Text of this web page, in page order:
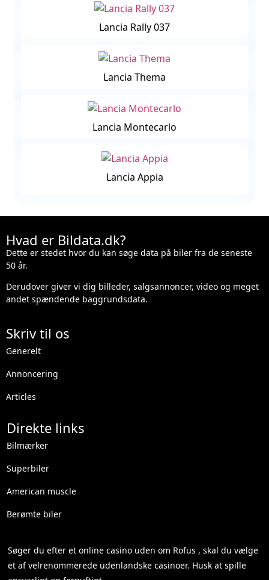
Lancia Rally 037
Lancia Thema
Lancia Montecarlo
Lancia Appia
Hvad er Bildata.dk?
Dette er stedet hvor du kan søge data på biler fra de seneste
50 år.
Derudover giver vi dig billeder, salgsannoncer, video og meget
andet spændende baggrundsdata.
Skriv til os
Generelt
Annoncering
Articles
Direkte links
Bilmærker
Superbiler
American muscle
Berømte biler
Søger du efter etonline casino uden om Rofus , skal du vælge
et af velrenommerede udenlandske casinoer. Husk at spille